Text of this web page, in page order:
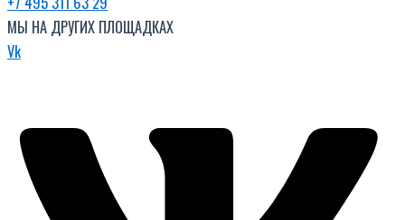
МЫ НА ДРУГИХ ПЛОЩАДКАХ
Vk